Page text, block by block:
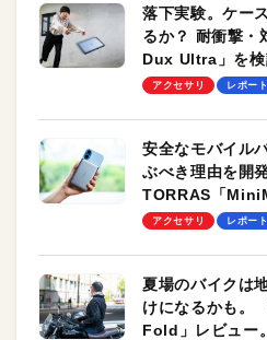
落下実験。ケー
るか？ 耐衝撃・
Dux Ultra」を検
のモバイルユー
アクセサリ レポート
安全なモバイル
ぶべき理由を開
TORRAS「
ーも
アクセサリ レポート
夏場のバイクは
けになるかも。
Fold」レビュー